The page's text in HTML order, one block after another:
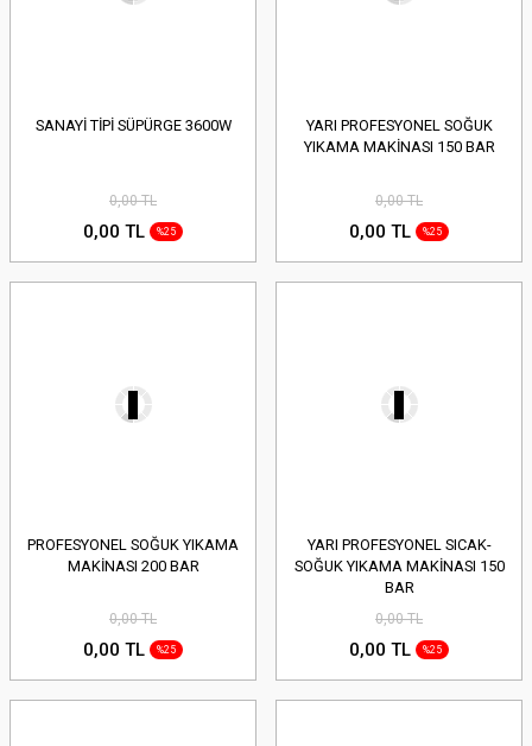
SANAYİ TİPİ SÜPÜRGE 3600W
0,00 TL
0,00 TL %25
YARI PROFESYONEL SOĞUK
YIKAMA MAKİNASI 150 BAR
0,00 TL
0,00 TL %25
PROFESYONEL SOĞUK YIKAMA
MAKİNASI 200 BAR
0,00 TL
0,00 TL %25
YARI PROFESYONEL SICAK-
SOĞUK YIKAMA MAKİNASI 150
BAR
0,00 TL
0,00 TL %25